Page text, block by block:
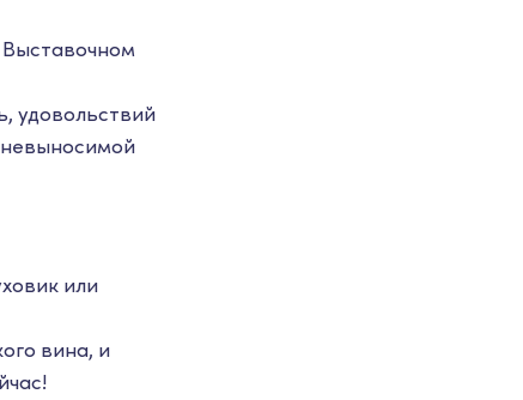
Выставочном
удовольствий
или
вина, и